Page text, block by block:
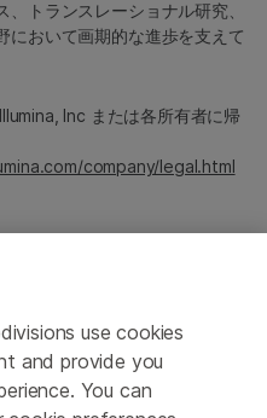
トランスレーショナル研究、
において画期的な進歩を支えて
Inc または各所有者に帰
company/legal.html
use cookies
and provide you
You can